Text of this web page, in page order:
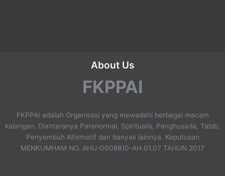
About Us
FKPPAI
FKPPAI adalah Organisasi yang mewadahi berbagai macam
kalangan. Diantaranya Paranormal, Spiritualis, Penghusada, Tabib,
Penyembuh Alternatif dan banyak lainnya. Keputusan
MENKUMHAM NO. AHU-0008810-AH.01.07 TAHUN 2017